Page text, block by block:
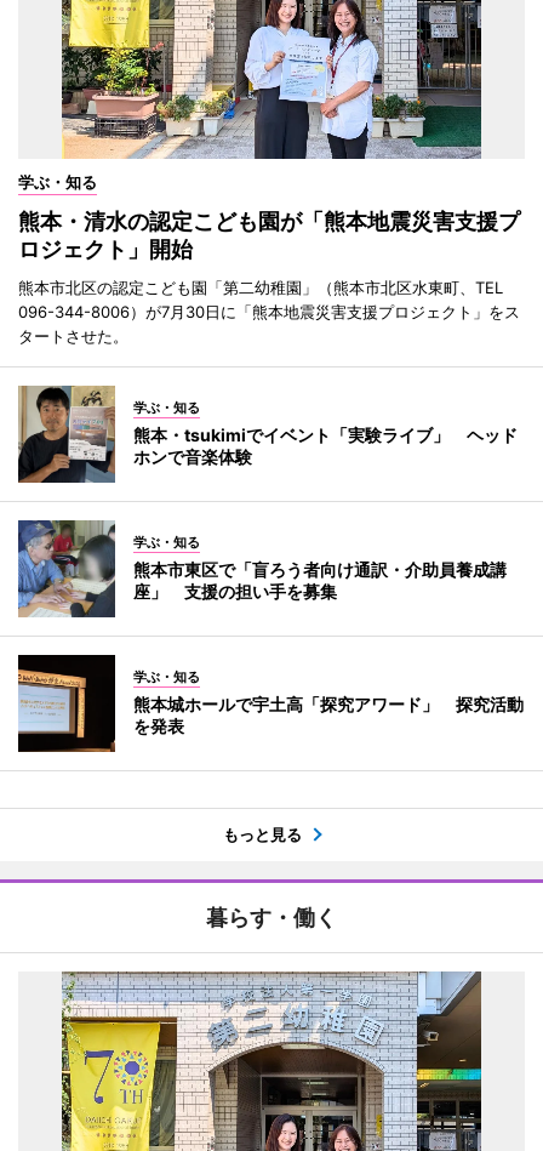
学ぶ・知る
熊本・清水の認定こども園が「熊本地震災害支援プ
ロジェクト」開始
熊本市北区の認定こども園「第二幼稚園」（熊本市北区水東町、TEL
096-344-8006）が7月30日に「熊本地震災害支援プロジェクト」をス
タートさせた。
学ぶ・知る
熊本・tsukimiでイベント「実験ライブ」 ヘッド
ホンで音楽体験
学ぶ・知る
熊本市東区で「盲ろう者向け通訳・介助員養成講
座」 支援の担い手を募集
学ぶ・知る
熊本城ホールで宇土高「探究アワード」 探究活動
を発表
もっと見る
暮らす・働く